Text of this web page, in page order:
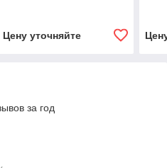
Цену уточняйте
за год